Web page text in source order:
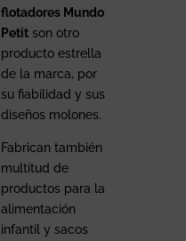
flotadores Mundo
Petitson otro
producto estrella
de la marca, por
su fiabilidad y sus
diseños molones.
Fabrican también
multitud de
productos para la
alimentación
infantil y sacos